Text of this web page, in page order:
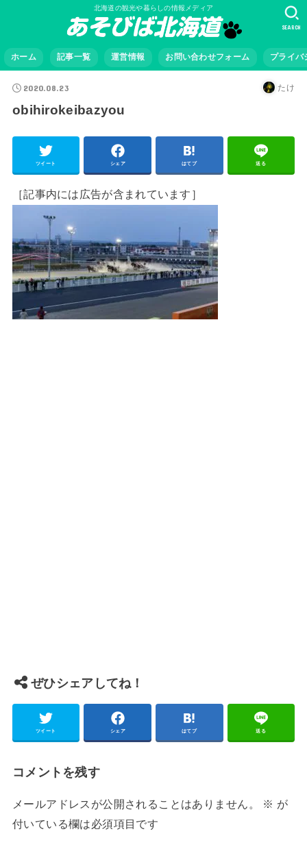
北海道の観光や暮らしの情報メディア
ホーム 記事一覧 運営情報 お問い合わせフォーム プライバ
SEARCH
2020.08.23 たけ
obihirokeibazyou
ツイート シェア はてブ 送る
［記事内には広告が含まれています］
ぜひシェアしてね！
ツイート シェア はてブ 送る
コメントを残す
メールアドレスが公開されることはありません。 ※ が
付いている欄は必須項目です